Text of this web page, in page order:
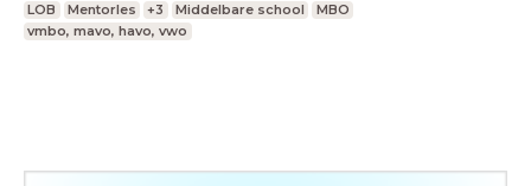
LOB Mentorles +3 Middelbare school
MBO
vmbo, mavo, havo, vwo